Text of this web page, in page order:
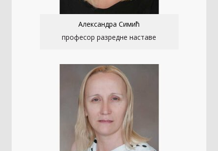
Александра Симић
професор разредне наставе